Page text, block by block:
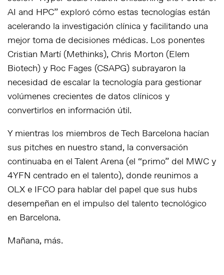
AI and HPC” exploró cómo estas tecnologías están
acelerando la investigación clínica y facilitando una
mejor toma de decisiones médicas. Los ponentes
Cristian Martí (Methinks), Chris Morton (Elem
Biotech) y Roc Fages (CSAPG) subrayaron la
necesidad de escalar la tecnología para gestionar
volúmenes crecientes de datos clínicos y
convertirlos en información útil.
Y mientras los miembros de Tech Barcelona hacían
sus pitches en nuestro stand, la conversación
continuaba en el Talent Arena (el “primo” del MWC y
4YFN centrado en el talento), donde reunimos a
OLX e IFCO para hablar del papel que sus hubs
desempeñan en el impulso del talento tecnológico
en Barcelona.
Mañana, más.